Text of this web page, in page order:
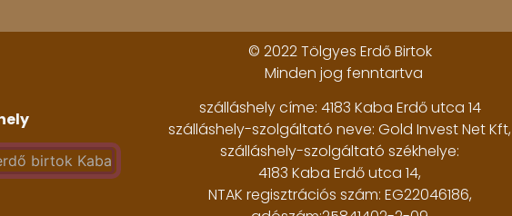
© 2022 Tölgyes Erdő Birtok
Minden jog fenntartva
szálláshely címe: 4183 Kaba Erdő utca 14
szálláshely-szolgáltató neve: Gold Invest Net Kft,
szálláshely-szolgáltató székhelye:
4183 Kaba Erdő utca 14,
NTAK regisztrációs szám: EG22046186,